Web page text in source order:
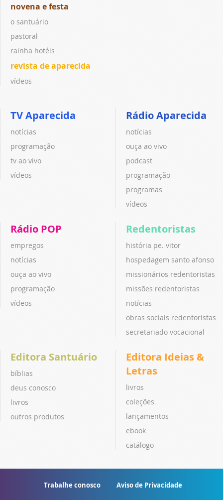
novena e festa
o santuário
pastoral
rainha hotéis
revista de aparecida
vídeos
TV Aparecida
notícias
programação
tv ao vivo
vídeos
Rádio Aparecida
notícias
ouça ao vivo
podcast
programação
programas
vídeos
Rádio POP
empregos
notícias
ouça ao vivo
programação
vídeos
Redentoristas
história pe. vitor
hospedagem santo afonso
missionários redentoristas
missões redentoristas
notícias
obras sociais redentoristas
secretariado vocacional
Editora Santuário
bíblias
deus conosco
livros
outros produtos
Editora Ideias &
Letras
livros
coleções
lançamentos
ebook
catálogo
Trabalhe conosco Aviso de Privacidade